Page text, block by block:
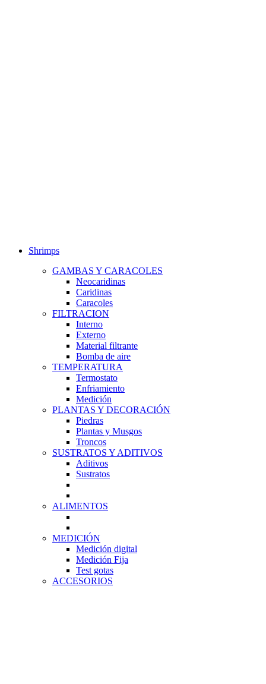
Shrimps
GAMBAS Y CARACOLES
Neocaridinas
Caridinas
Caracoles
FILTRACION
Interno
Externo
Material filtrante
Bomba de aire
TEMPERATURA
Termostato
Enfriamiento
Medición
PLANTAS Y DECORACIÓN
Piedras
Plantas y Musgos
Troncos
SUSTRATOS Y ADITIVOS
Aditivos
Sustratos
ALIMENTOS
MEDICIÓN
Medición digital
Medición Fija
Test gotas
ACCESORIOS